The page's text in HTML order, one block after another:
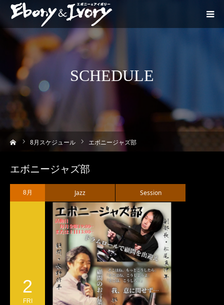
SCHEDULE
8月スケジュール エボニージャズ部
エボニージャズ部
8月
2
FRI
Jazz Session